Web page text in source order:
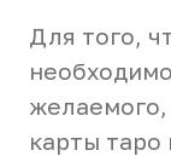
Для того,
карты таро